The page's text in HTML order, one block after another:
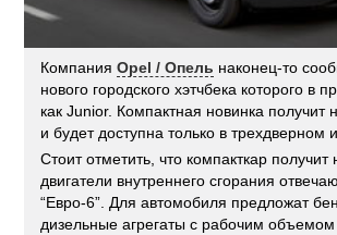
КомпанияOpel / Опель наконец-то
нового городского хэтчбека которого в
как Junior. Компактная новинка получит
и будет доступна только в трехдверном
Стоит отметить, что компакткар получит
двигатели внутреннего сгорания
“Евро-6”. Для автомобиля предложат
дизельные агрегаты с рабочим